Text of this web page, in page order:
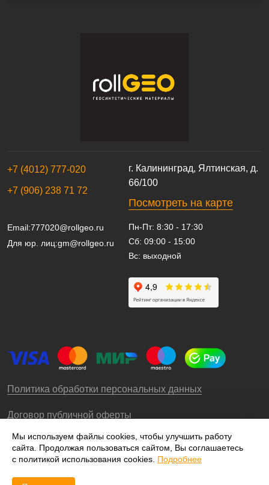
г. Калининград, Ялтинская, д.
66/100
Посмотреть на карте
+7 (4012) 777-020
+7 (906) 238 71 72
Email:777020@rollgeo.ru
Для юр. лиц:gm@rollgeo.ru
Пн-Пт: 8:30 - 17:30
Сб: 09:00 - 15:00
Вс: выходной
Политика обработки персональных данных
Договор публичной оферты
© 2009-2026 – ООО «Роллгео»
Мы используем файлы cookies, чтобы улучшить работу
сайта. Продолжая пользоваться сайтом, Вы соглашаетесь
с политикой использования cookies. Подробнее